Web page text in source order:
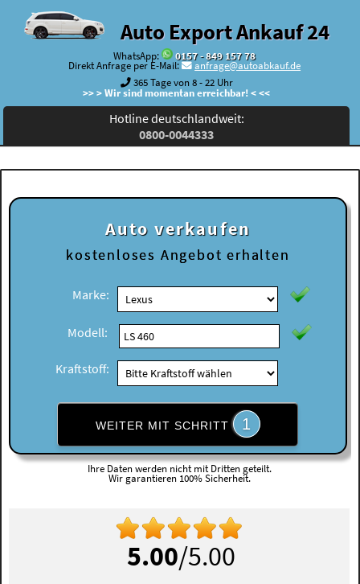
Auto Export Ankauf 24
WhatsApp:
0157 - 849 157 78
Direkt Anfrage per E-Mail:
anfrage@autoabkauf.de
365 Tage von 8 - 22 Uhr
>> > Wir sind momentan erreichbar! < <<
Hotline deutschlandweit:
0800-0044333
Auto verkaufen
kostenloses Angebot erhalten
Marke:
Modell:
Kraftstoff:
WEITER MIT SCHRITT 1
Ihre Daten werden nicht mit Dritten geteilt.
Wir garantieren 100% Sicherheit.
5.00/5.00